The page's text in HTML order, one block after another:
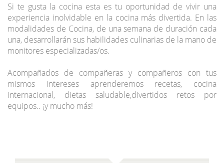
Si te gusta la cocina esta es tu oportunidad de vivir una
experiencia inolvidable en la cocina más divertida. En las
modalidades de Cocina, de una semana de duración cada
una, desarrollarán sus habilidades culinarias de la mano de
monitores especializadas/os.
Acompañados de compañeras y compañeros con tus
mismos intereses aprenderemos recetas, cocina
internacional, dietas saludable,divertidos retos por
equipos.. ¡y mucho más!